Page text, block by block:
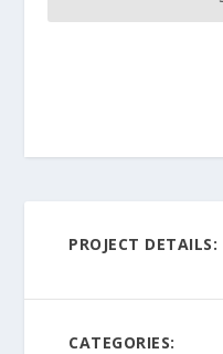
PROJECT DETAILS:
CATEGORIES: